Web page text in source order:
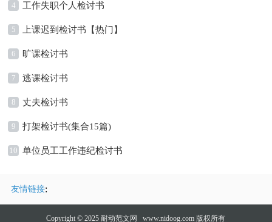
4 工作失职个人检讨书
5 上课迟到检讨书【热门】
6 旷课检讨书
7 逃课检讨书
8 丈夫检讨书
9 打架检讨书(集合15篇)
10 单位员工工作违纪检讨书
友情链接:
Copyright © 2025耐动范文网 www.nidoog.com 版权所有